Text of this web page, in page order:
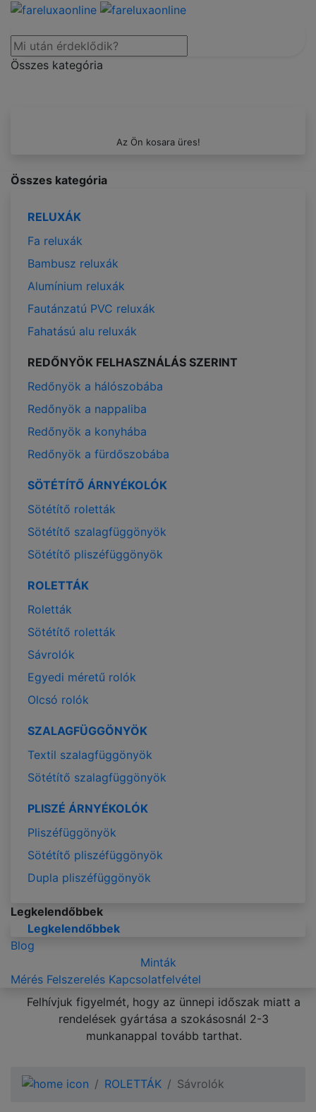
Összes kategória
Az Ön kosara üres!
Összes kategória
RELUXÁK
Fa reluxák
Bambusz reluxák
Alumínium reluxák
Fautánzatú PVC reluxák
Fahatású alu reluxák
REDŐNYÖK FELHASZNÁLÁS SZERINT
Redőnyök a hálószobába
Redőnyök a nappaliba
Redőnyök a konyhába
Redőnyök a fürdőszobába
SÖTÉTÍTŐ ÁRNYÉKOLÓK
Sötétítő roletták
Sötétítő szalagfüggönyök
Sötétítő pliszéfüggönyök
ROLETTÁK
Roletták
Sötétítő roletták
Sávrolók
Egyedi méretű rolók
Olcsó rolók
SZALAGFÜGGÖNYÖK
Textil szalagfüggönyök
Sötétítő szalagfüggönyök
PLISZÉ ÁRNYÉKOLÓK
Pliszéfüggönyök
Sötétítő pliszéfüggönyök
Dupla pliszéfüggönyök
Legkelendőbbek
Legkelendőbbek
Blog
Minták
Mérés Felszerelés Kapcsolatfelvétel
Felhívjuk figyelmét, hogy az ünnepi időszak miatt a
rendelések gyártása a szokásosnál 2-3
munkanappal tovább tarthat.
ROLETTÁK Sávrolók